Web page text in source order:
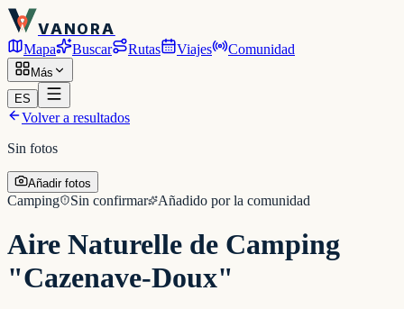
VANORA
Mapa Buscar Rutas Viajes Comunidad
Más
ES
Volver a resultados
Sin fotos
Añadir fotos
Camping Sin confirmar Añadido por la comunidad
Aire Naturelle de Camping
"Cazenave-Doux"